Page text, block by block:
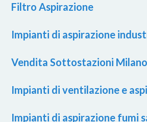
Filtro Aspirazione
Impianti di aspirazione
Vendita Sottostazioni Milano
Impianti di ventilazione e
Impianti di aspirazione fumi